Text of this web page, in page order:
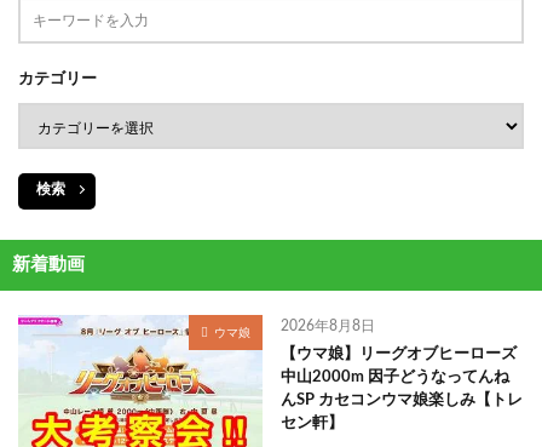
カテゴリー
検索
新着動画
ウマ娘 2026年8月8日
【ウマ娘】リーグオブヒーローズ
中山2000m 因子どうなってんね
んSP カセコンウマ娘楽しみ【トレ
セン軒】